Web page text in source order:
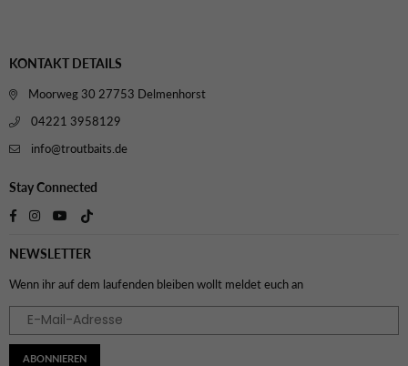
KONTAKT DETAILS
Moorweg 30 27753 Delmenhorst
04221 3958129
info@troutbaits.de
Stay Connected
FacebookInstagram
YouTube
NEWSLETTER
Wenn ihr auf dem laufenden bleiben wollt meldet euch an
ABONNIEREN